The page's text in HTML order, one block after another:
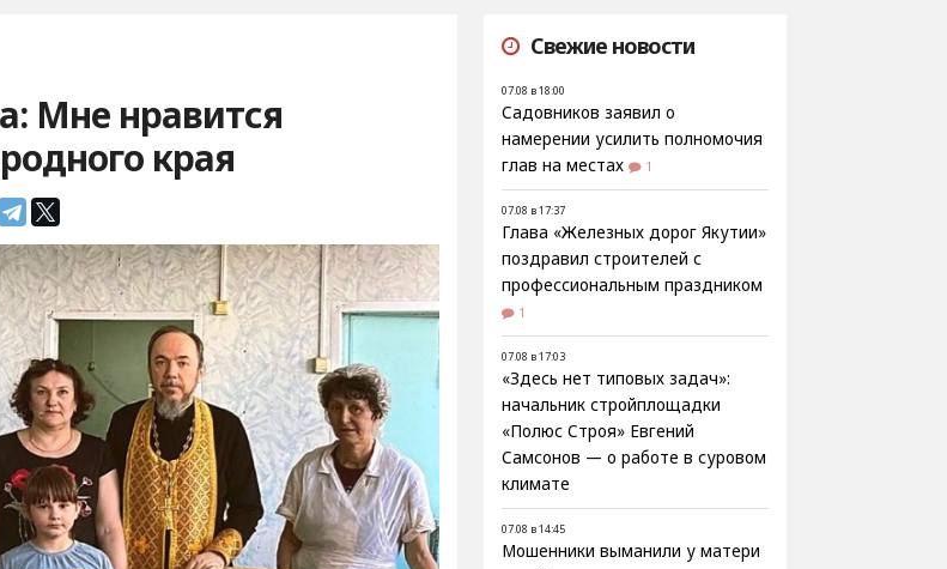
Мне нравится
края
Свежие новости
07.08 в 18:00
Садовников заявил о
намерении усилить полномочия
глав на местах
1
07.08 в 17:37
Глава «Железных дорог Якутии»
поздравил строителей с
профессиональным праздником
1
07.08 в 17:03
«Здесь нет типовых задач»:
начальник стройплощадки
«Полюс Строя» Евгений
Самсонов — о работе в суровом
климате
07.08 в 14:45
Мошенники выманили у матери